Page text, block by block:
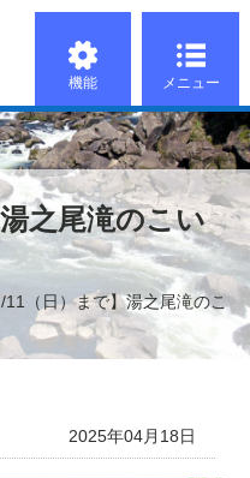
機能 メニュー
之尾滝のこい
（日）まで】湯之尾滝のこ
2025年04月18日